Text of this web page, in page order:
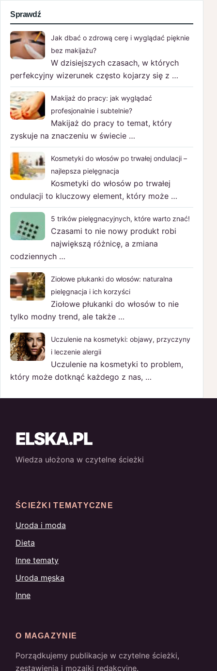
Sprawdź
Jak dbać o zdrową cerę i wyglądać pięknie
bez makijażu?
W dzisiejszych czasach, w których
perfekcyjny wizerunek często kojarzy się z …
Makijaż do pracy: jak wyglądać
profesjonalnie i subtelnie?
Makijaż do pracy to temat, który
zyskuje na znaczeniu w świecie …
Kosmetyki do włosów po trwałej ondulacji –
najlepsza pielęgnacja
Kosmetyki do włosów po trwałej
ondulacji to kluczowy element, który może …
5 trików pielęgnacyjnych, które warto znać!
Czasami to nie nowy produkt robi
największą różnicę, a zmiana
codziennych …
Ziołowe płukanki do włosów: naturalna
pielęgnacja i ich korzyści
Ziołowe płukanki do włosów to nie
tylko modny trend, ale także …
Uczulenie na kosmetyki: objawy, przyczyny
i leczenie alergii
Uczulenie na kosmetyki to problem,
który może dotknąć każdego z nas, …
ELSKA.PL
Wiedza ułożona w czytelne ścieżki
ŚCIEŻKI TEMATYCZNE
Uroda i moda
Dieta
Inne tematy
Uroda męska
Inne
O MAGAZYNIE
Porządkujemy publikacje w czytelne ścieżki,
zestawienia i mozaiki redakcyjne.